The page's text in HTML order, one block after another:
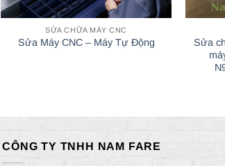
SỬA CHỮA MÁY CNC
Sửa Máy CNC – Máy Tự Động
Sửa
CÔNG TY TNHH NAM FARE